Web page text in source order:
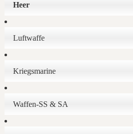
Heer
Luftwaffe
Kriegsmarine
Waffen-SS & SA